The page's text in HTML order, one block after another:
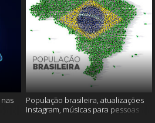
População brasileira, atualizações
Instagram, músicas para pessoas